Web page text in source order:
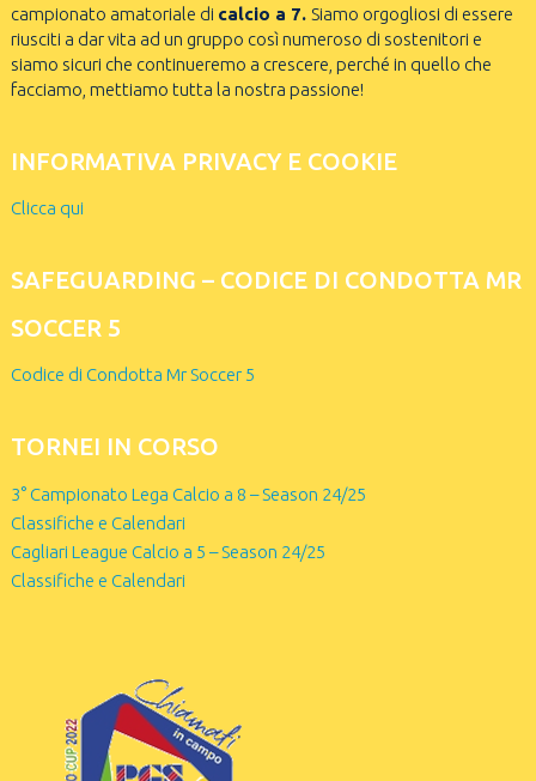
campionato amatoriale di calcio a 7. Siamo orgogliosi di essere
riusciti a dar vita ad un gruppo così numeroso di sostenitori e
siamo sicuri che continueremo a crescere, perché in quello che
facciamo, mettiamo tutta la nostra passione!
INFORMATIVA PRIVACY E COOKIE
Clicca qui
SAFEGUARDING – CODICE DI CONDOTTA MR
SOCCER 5
Codice di Condotta Mr Soccer 5
TORNEI IN CORSO
3° Campionato Lega Calcio a 8 – Season 24/25
Classifiche e Calendari
Cagliari League Calcio a 5 – Season 24/25
Classifiche e Calendari